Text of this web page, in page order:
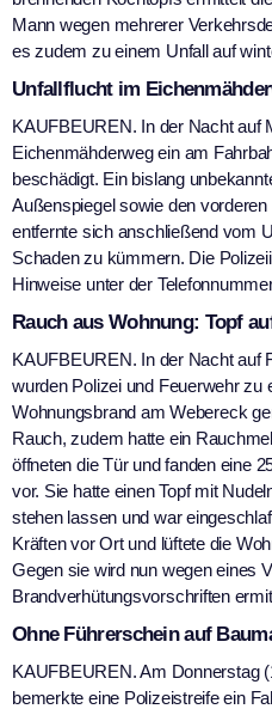
Mann wegen mehrerer
es zudem zu einem Unfall auf
Unfallflucht im
KAUFBEUREN. In der Nacht auf
Eichenmähderweg ein am
beschädigt. Ein bislang
Außenspiegel sowie den
entfernte sich anschließend vom
Schaden zu kümmern. Die
Hinweise unter der
Rauch aus Wohnung: Topf
KAUFBEUREN. In der Nacht auf
wurden Polizei und Feuerwehr zu
Wohnungsbrand am Webereck
Rauch, zudem hatte ein
öffneten die Tür und fanden eine
vor. Sie hatte einen Topf mit
stehen lassen und war
Kräften vor Ort und lüftete die
Gegen sie wird nun wegen eines
Brandverhütungsvorschriften
Ohne Führerschein auf
KAUFBEUREN. Am Donnerstag
bemerkte eine Polizeistreife ein